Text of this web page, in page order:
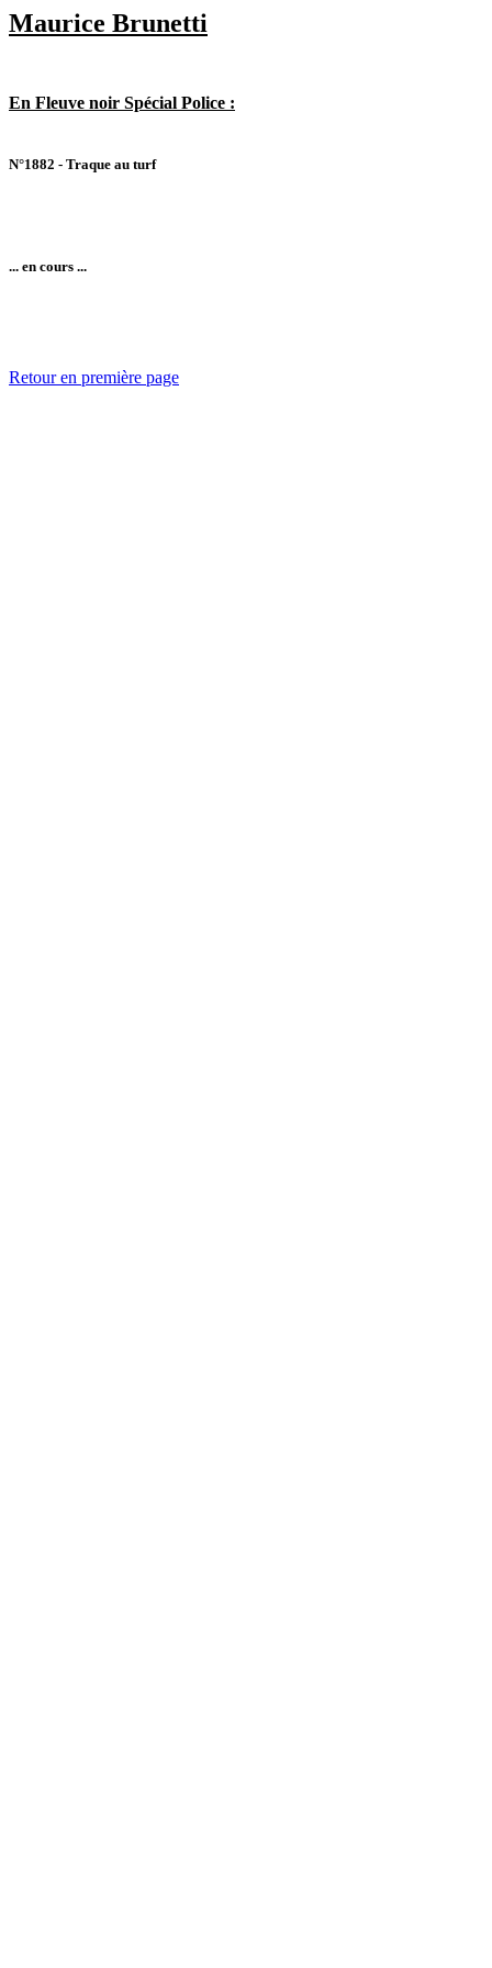
Maurice Brunetti
En Fleuve noir Spécial Police :
N°1882 - Traque au turf
... en cours ...
Retour en première page